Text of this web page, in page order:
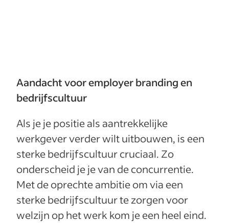
Aandacht voor employer branding en
bedrijfscultuur
Als je je positie als aantrekkelijke
werkgever verder wilt uitbouwen, is een
sterke bedrijfscultuur cruciaal. Zo
onderscheid je je van de concurrentie.
Met de oprechte ambitie om via een
sterke bedrijfscultuur te zorgen voor
welzijn op het werk kom je een heel eind.